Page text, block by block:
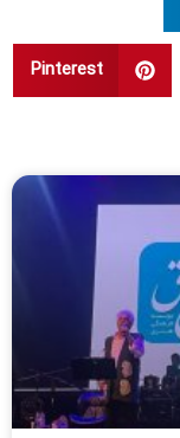
Pinterest